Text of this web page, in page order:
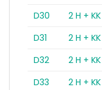
D30
2 H + KK
D31
2 H + KK
D32
2 H + KK
D33
2 H + KK